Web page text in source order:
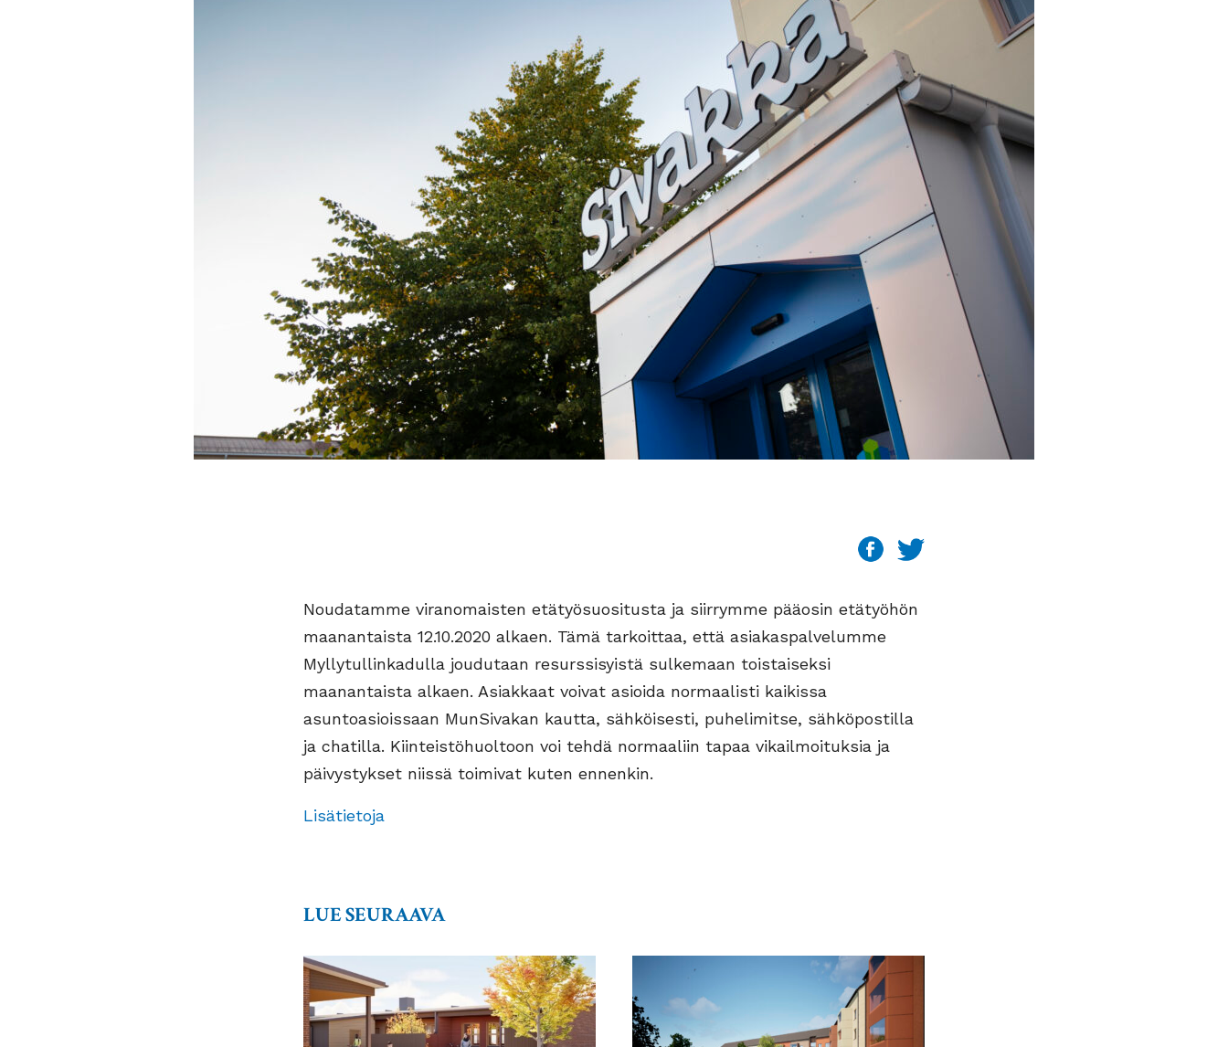
Noudatamme viranomaisten etätyösuositusta ja siirrymme pääosin etätyöhön
maanantaista 12.10.2020 alkaen. Tämä tarkoittaa, että asiakaspalvelumme
Myllytullinkadulla joudutaan resurssisyistä sulkemaan toistaiseksi
maanantaista alkaen. Asiakkaat voivat asioida normaalisti kaikissa
asuntoasioissaan MunSivakan kautta, sähköisesti, puhelimitse, sähköpostilla
ja chatilla. Kiinteistöhuoltoon voi tehdä normaaliin tapaa vikailmoituksia ja
päivystykset niissä toimivat kuten ennenkin.
Lisätietoja
LUE SEURAAVA